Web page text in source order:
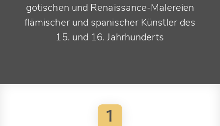
gotischen und Renaissance-Malereien
flämischer und spanischer Künstler des
15. und 16. Jahrhunderts
1